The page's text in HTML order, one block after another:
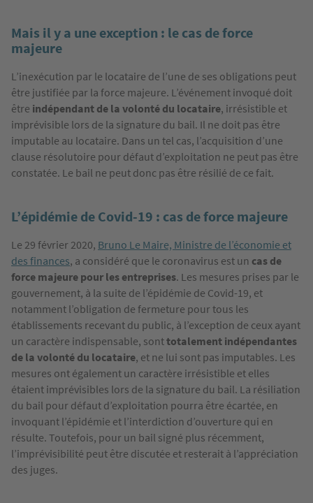
Mais il y a une exception : le cas de force
majeure
L’inexécution par le locataire de l’une de ses obligations peut
être justifiée par la force majeure. L’événement invoqué doit
être indépendant de la volonté du locataire, irrésistible et
imprévisible lors de la signature du bail. Il ne doit pas être
imputable au locataire. Dans un tel cas, l’acquisition d’une
clause résolutoire pour défaut d’exploitation ne peut pas être
constatée. Le bail ne peut donc pas être résilié de ce fait.
L’épidémie de Covid-19 : cas de force majeure
Le 29 février 2020, Bruno Le Maire, Ministre de l’économie et
des finances, a considéré que le coronavirus est un cas de
force majeure pour les entreprises. Les mesures prises par le
gouvernement, à la suite de l’épidémie de Covid-19, et
notamment l’obligation de fermeture pour tous les
établissements recevant du public, à l’exception de ceux ayant
un caractère indispensable, sonttotalement indépendantes
de la volonté du locataire, et ne lui sont pas imputables. Les
mesures ont également un caractère irrésistible et elles
étaient imprévisibles lors de la signature du bail. La résiliation
du bail pour défaut d’exploitation pourra être écartée, en
invoquant l’épidémie et l’interdiction d’ouverture qui en
résulte. Toutefois, pour un bail signé plus récemment,
l’imprévisibilité peut être discutée et resterait à l’appréciation
des juges.